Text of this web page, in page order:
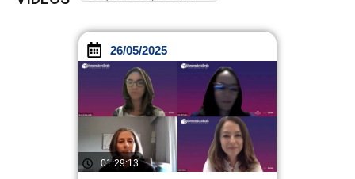
26/05/2025
01:29:13